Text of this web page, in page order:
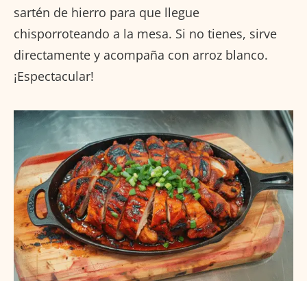
sartén de hierro para que llegue
chisporroteando a la mesa. Si no tienes, sirve
directamente y acompaña con arroz blanco.
¡Espectacular!